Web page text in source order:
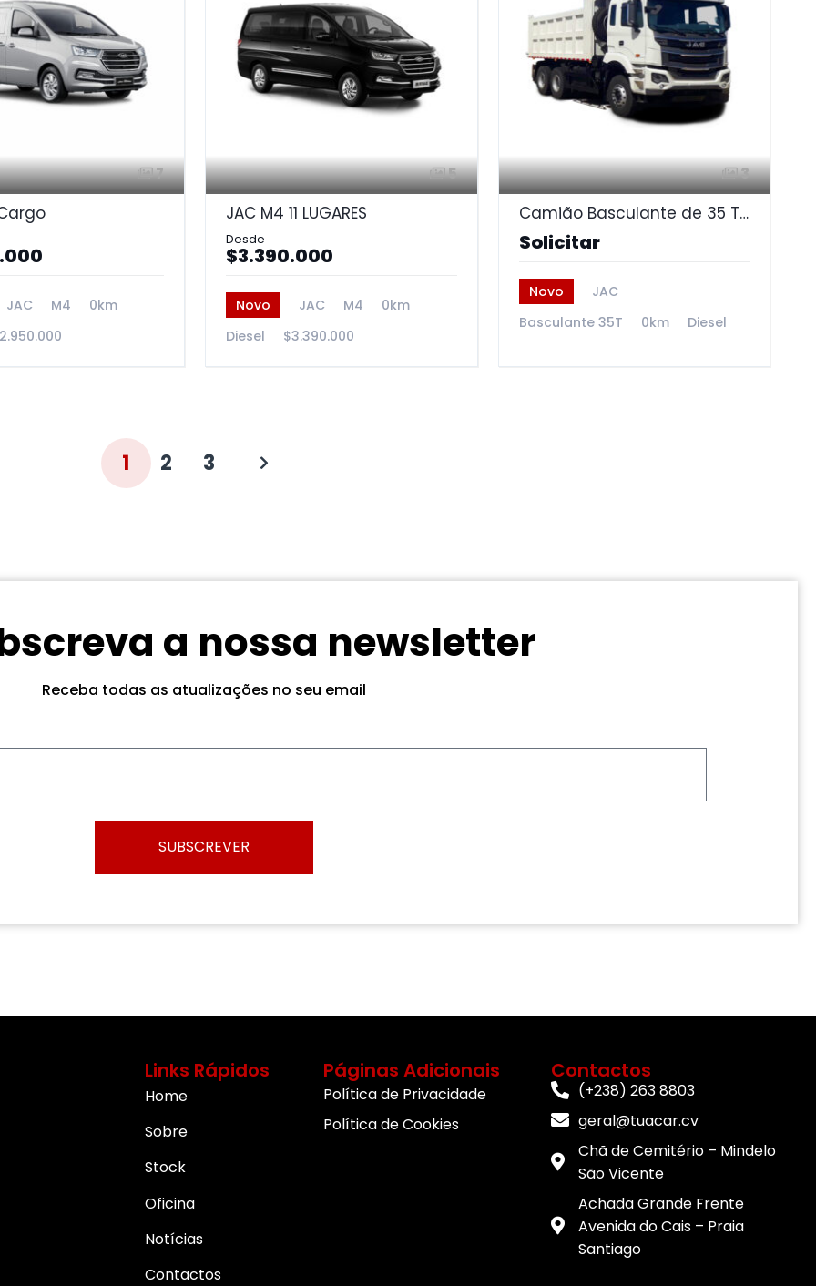
7
JAC M4
0km
5
JAC M4 11 LUGARES
$3.390.000
Novo JAC M4
0km
Diesel
$3.390.000
3
Camião Basculante de 35 Toneladas
Solicitar
Novo
JAC
Basculante 35T
0km Diesel
1 2 3
a nossa newsletter
Receba todas as atualizações no seu email
SUBSCREVER
Links Rápidos
Home
Sobre
Stock
Oficina
Notícias
Contactos
Páginas Adicionais
Política de Privacidade
Política de Cookies
Contactos
(+238) 263 8803
geral@tuacar.cv
Chã de Cemitério – Mindelo
São Vicente
Achada Grande Frente
Avenida do Cais – Praia
Santiago